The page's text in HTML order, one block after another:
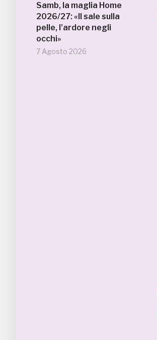
Samb, la maglia Home
2026/27: «Il sale sulla
pelle, l’ardore negli
occhi»
7 Agosto 2026